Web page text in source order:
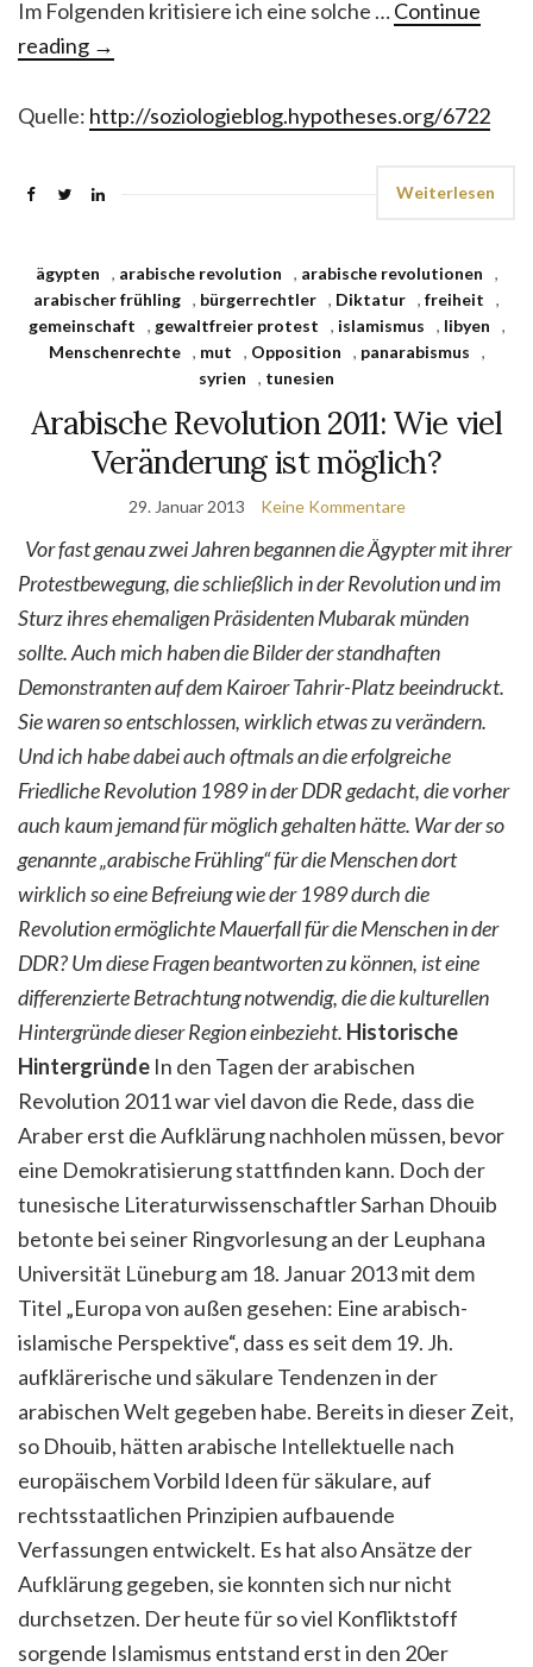
Im Folgenden kritisiere ich eine solche …Continue
reading →
Quelle: http://soziologieblog.hypotheses.org/6722
Weiterlesen
ägypten , arabische revolution , arabische revolutionen
,
arabischer frühling , bürgerrechtler , Diktatur , freiheit
,
gemeinschaft
, gewaltfreier protest , islamismus , libyen
,
Menschenrechte
, mut , Opposition , panarabismus
,
syrien
, tunesien
Arabische Revolution 2011: Wie viel
Veränderung ist möglich?
29. Januar 2013 Keine Kommentare
Vor fast genau zwei Jahren begannen die Ägypter mit ihrer
Protestbewegung, die schließlich in der Revolution und im
Sturz ihres ehemaligen Präsidenten Mubarak münden
sollte. Auch mich haben die Bilder der standhaften
Demonstranten auf dem Kairoer Tahrir-Platz beeindruckt.
Sie waren so entschlossen, wirklich etwas zu verändern.
Und ich habe dabei auch oftmals an die erfolgreiche
Friedliche Revolution 1989 in der DDR gedacht, die vorher
auch kaum jemand für möglich gehalten hätte. War der so
genannte „arabische Frühling“ für die Menschen dort
wirklich so eine Befreiung wie der 1989 durch die
Revolution ermöglichte Mauerfall für die Menschen in der
DDR? Um diese Fragen beantworten zu können, ist eine
differenzierte Betrachtung notwendig, die die kulturellen
Hintergründe dieser Region einbezieht. Historische
Hintergründe In den Tagen der arabischen
Revolution 2011 war viel davon die Rede, dass die
Araber erst die Aufklärung nachholen müssen, bevor
eine Demokratisierung stattfinden kann. Doch der
tunesische Literaturwissenschaftler Sarhan Dhouib
betonte bei seiner Ringvorlesung an der Leuphana
Universität Lüneburg am 18. Januar 2013 mit dem
Titel „Europa von außen gesehen: Eine arabisch-
islamische Perspektive“, dass es seit dem 19. Jh.
aufklärerische und säkulare Tendenzen in der
arabischen Welt gegeben habe. Bereits in dieser Zeit,
so Dhouib, hätten arabische Intellektuelle nach
europäischem Vorbild Ideen für säkulare, auf
rechtsstaatlichen Prinzipien aufbauende
Verfassungen entwickelt. Es hat also Ansätze der
Aufklärung gegeben, sie konnten sich nur nicht
durchsetzen. Der heute für so viel Konfliktstoff
sorgende Islamismus entstand erst in den 20er